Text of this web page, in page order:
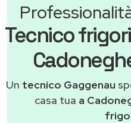
Tecnico
Un tecnico Gaggenau
casa tua a